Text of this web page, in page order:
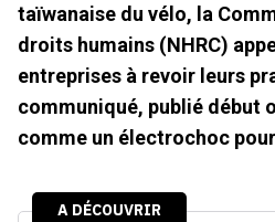
taïwanaise du vélo, la
droits humains (NHRC)
entreprises à revoir leurs
communiqué, publié début
comme un électrochoc